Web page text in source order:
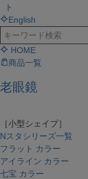
ト
English
HOME
商品一覧
老眼鏡
［小型シェイプ］
Nスタシリーズ一覧
フラット カラー
アイライン カラー
七宝 カラー